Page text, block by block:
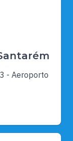
- Aeroporto